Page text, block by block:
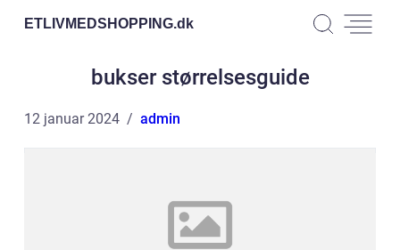
ETLIVMEDSHOPPING.dk
bukser størrelsesguide
12 januar 2024 admin